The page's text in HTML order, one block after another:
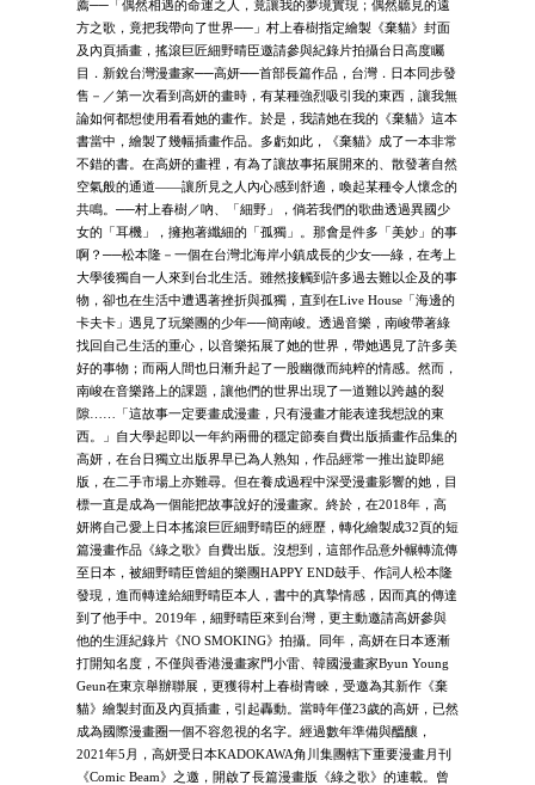
薦──「偶然相遇的命運之人，竟讓我的夢境實現；偶然聽見的遠
方之歌，竟把我帶向了世界──」村上春樹指定繪製《棄貓》封面
及內頁插畫，搖滾巨匠細野晴臣邀請參與紀錄片拍攝台日高度矚
目．新銳台灣漫畫家──高妍──首部長篇作品，台灣．日本同步發
售－／第一次看到高妍的畫時，有某種強烈吸引我的東西，讓我無
論如何都想使用看看她的畫作。於是，我請她在我的《棄貓》這本
書當中，繪製了幾幅插畫作品。多虧如此，《棄貓》成了一本非常
不錯的書。在高妍的畫裡，有為了讓故事拓展開來的、散發著自然
空氣般的通道——讓所見之人內心感到舒適，喚起某種令人懷念的
共鳴。──村上春樹／吶、「細野」，倘若我們的歌曲透過異國少
女的「耳機」，擁抱著纖細的「孤獨」。那會是件多「美妙」的事
啊？──松本隆－一個在台灣北海岸小鎮成長的少女──綠，在考上
大學後獨自一人來到台北生活。雖然接觸到許多過去難以企及的事
物，卻也在生活中遭遇著挫折與孤獨，直到在Live House「海邊的
卡夫卡」遇見了玩樂團的少年──簡南峻。透過音樂，南峻帶著綠
找回自己生活的重心，以音樂拓展了她的世界，帶她遇見了許多美
好的事物；而兩人間也日漸升起了一股幽微而純粹的情感。然而，
南峻在音樂路上的課題，讓他們的世界出現了一道難以跨越的裂
隙……「這故事一定要畫成漫畫，只有漫畫才能表達我想說的東
西。」自大學起即以一年約兩冊的穩定節奏自費出版插畫作品集的
高妍，在台日獨立出版界早已為人熟知，作品經常一推出旋即絕
版，在二手市場上亦難尋。但在養成過程中深受漫畫影響的她，目
標一直是成為一個能把故事說好的漫畫家。終於，在2018年，高
妍將自己愛上日本搖滾巨匠細野晴臣的經歷，轉化繪製成32頁的短
篇漫畫作品《綠之歌》自費出版。沒想到，這部作品意外輾轉流傳
至日本，被細野晴臣曾組的樂團HAPPY END鼓手、作詞人松本隆
發現，進而轉達給細野晴臣本人，書中的真摯情感，因而真的傳達
到了他手中。2019年，細野晴臣來到台灣，更主動邀請高妍參與
他的生涯紀錄片《NO SMOKING》拍攝。同年，高妍在日本逐漸
打開知名度，不僅與香港漫畫家門小雷、韓國漫畫家Byun Young
Geun在東京舉辦聯展，更獲得村上春樹青睞，受邀為其新作《棄
貓》繪製封面及內頁插畫，引起轟動。當時年僅23歲的高妍，已然
成為國際漫畫圈一個不容忽視的名字。經過數年準備與醞釀，
2021年5月，高妍受日本KADOKAWA角川集團轄下重要漫畫月刊
《Comic Beam》之邀，開啟了長篇漫畫版《綠之歌》的連載。曾